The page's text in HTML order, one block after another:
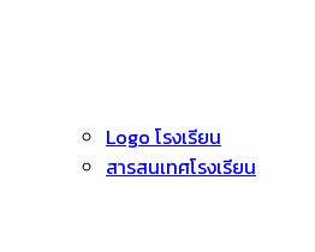
Logo โรงเรียน
สารสนเทศโรงเรียน